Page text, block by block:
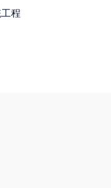
产品制造（不含危险化学品
销售；特种设备出租；通用
；金属结构制造；金属结构销
程